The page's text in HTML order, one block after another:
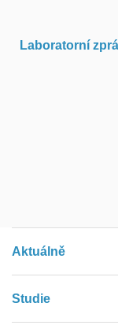
Laboratorní
Aktuálně
Studie